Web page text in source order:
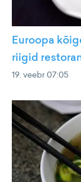
Euroopa
riigid
19. veebr 07:05